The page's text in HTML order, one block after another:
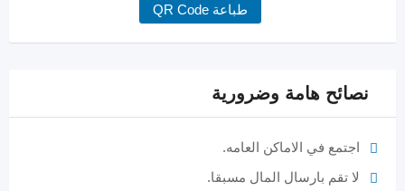
طباعة QR Code
نصائح هامة وضرورية
اجتمع في الاماكن العامه.
لا تقم بارسال المال مسبقا.